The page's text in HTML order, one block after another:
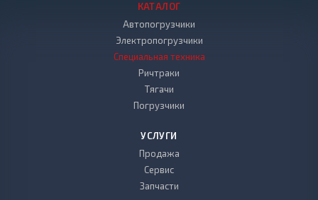
КАТАЛОГ
Автопогрузчики
Электропогрузчики
Специальная техника
Ричтраки
Тягачи
Погрузчики
УСЛУГИ
Продажа
Сервис
Запчасти